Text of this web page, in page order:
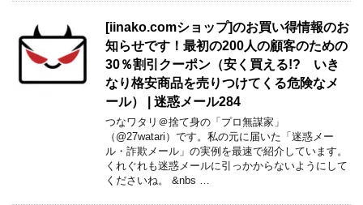
[iinako.comショップ]のお買い得情報のお
知らせです！最初の200人の顧客のための
30％割引クーポン（安く買える!? いき
なり格安商品を売りつけてくる危険なメ
ール） | 迷惑メール284
つなワタリ＠捨て身の「プロ無謀家」
（@27watari）です。私の元に届いた「迷惑メー
ル・詐欺メール」の実例を最速で紹介しています。
くれぐれも迷惑メールに引っかからないようにして
くださいね。 &nbs …